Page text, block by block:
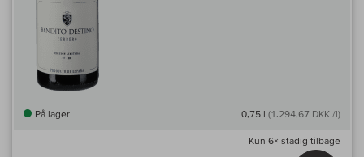
På lager 0,75 l (1.294,67 DKK /l)
Kun 6× stadig tilbage